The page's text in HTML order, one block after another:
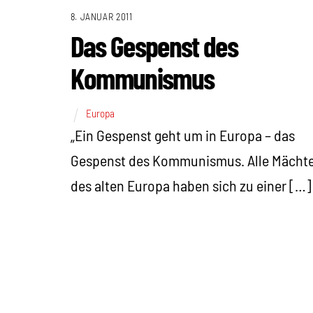
8. JANUAR 2011
Das Gespenst des
Kommunismus
Europa
„Ein Gespenst geht um in Europa – das
Gespenst des Kommunismus. Alle
des alten Europa haben sich zu einer […]